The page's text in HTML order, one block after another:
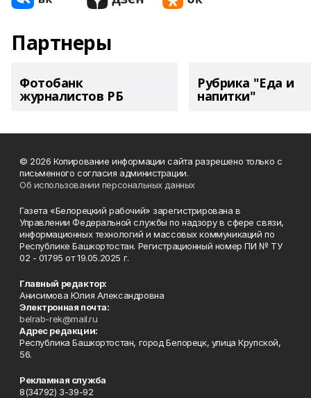
Партнеры
Фотобанк
журналистов РБ
Рубрика "Еда и
напитки"
© 2026 Копирование информации сайта разрешено только с
письменного согласия администрации.
Об использовании персональных данных
Газета «Белорецкий рабочий» зарегистрирована в
Управлении Федеральной службы по надзору в сфере связи,
информационных технологий и массовых коммуникаций по
Республике Башкортостан. Регистрационный номер ПИ № ТУ
02 - 01795 от 19.05.2025 г.
Главный редактор:
Анисимова Юлия Александровна
Электронная почта:
belrab-rek@mail.ru
Адрес редакции:
Республика Башкортостан, город Белорецк, улица Крупской,
56.
Рекламная служба
8(34792) 3-39-92